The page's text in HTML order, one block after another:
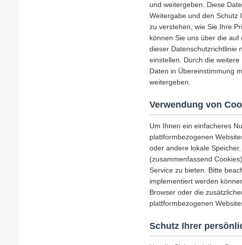
und weitergeben. Diese
Weitergabe und den Schutz
zu verstehen, wie Sie Ihre
können Sie uns über die
dieser Datenschutzrichtlinie
einstellen. Durch die
Daten in Übereinstimmung
weitergeben.
Verwendung von
Um Ihnen ein einfacheres
plattformbezogenen
oder andere lokale
(zusammenfassend
Service zu bieten. Bitte
implementiert werden
Browser oder die
plattformbezogenen
Schutz Ihrer